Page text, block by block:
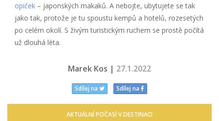
opiček – japonských makaků. A nebojte, ubytujete se tak
jako tak, protože je tu spoustu kempů a hotelů, rozesetých
po celém okolí. S živým turistickým ruchem se prostě počítá
už dlouhá léta.
Marek Kos | 27.1.2022
Sdílej na Sdílej na
AKTUÁLNÍ POČASÍ V DESTINACI